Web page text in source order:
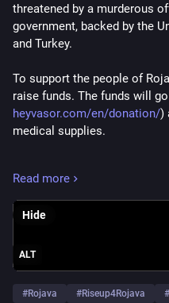
threatened by a murderous
government, backed by the
and Turkey.
To support the people of
raise funds. The funds will
heyvasor.com/en/donation/)
medical supplies.
* Each bag contains 2 kg of
* The bags can be picked up
pickup location and time slots.
Inform yourself and commit
Read more
ALT
Hide
#Rojava #Riseup4Rojava #